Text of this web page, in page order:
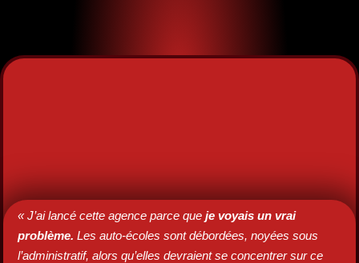
DÉYANN GERALDES - FONDATEUR
« J’ai lancé cette agence parce que je voyais un vrai
problème. Les auto-écoles sont débordées, noyées sous
l’administratif, alors qu’elles devraient se concentrer sur ce